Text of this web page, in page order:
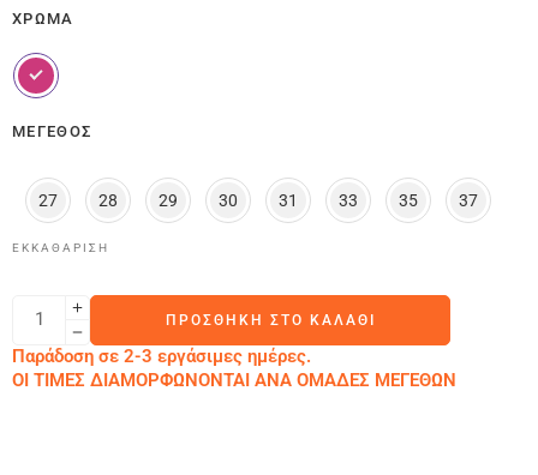
ΧΡΏΜΑ
ΜΈΓΕΘΟΣ
27 28 29 30 31 33 35 37
ΕΚΚΑΘΆΡΙΣΗ
ΠΡΟΣΘΉΚΗ ΣΤΟ ΚΑΛΆΘΙ
Παράδοση σε 2-3 εργάσιμες ημέρες.
ΟΙ ΤΙΜΕΣ ΔΙΑΜΟΡΦΩΝΟΝΤΑΙ ΑΝΑ ΟΜΑΔΕΣ ΜΕΓΕΘΩΝ